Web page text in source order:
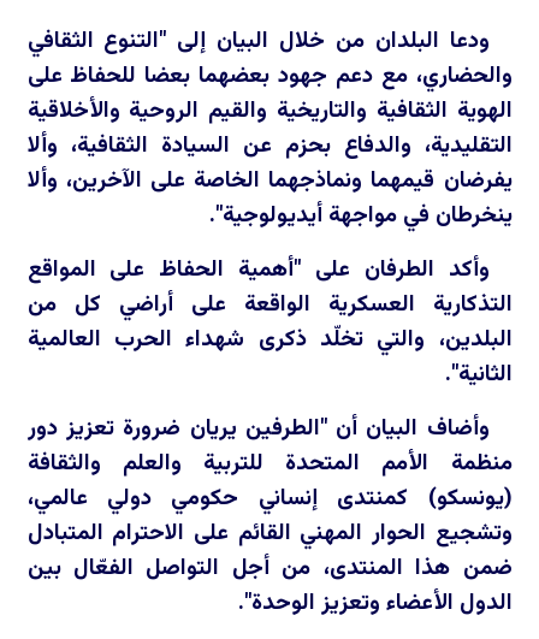
ودعا البلدان من خلال البيان إلى "التنوع الثقافي
والحضاري، مع دعم جهود بعضهما بعضا للحفاظ على
الهوية الثقافية والتاريخية والقيم الروحية والأخلاقية
التقليدية، والدفاع بحزم عن السيادة الثقافية، وألا
يفرضان قيمهما ونماذجهما الخاصة على الآخرين، وألا
ينخرطان في مواجهة أيديولوجية".
وأكد الطرفان على "أهمية الحفاظ على المواقع
التذكارية العسكرية الواقعة على أراضي كل من
البلدين، والتي تخلّد ذكرى شهداء الحرب العالمية
الثانية".
وأضاف البيان أن "الطرفين يريان ضرورة تعزيز دور
منظمة الأمم المتحدة للتربية والعلم والثقافة
(يونسكو) كمنتدى إنساني حكومي دولي عالمي،
وتشجيع الحوار المهني القائم على الاحترام المتبادل
ضمن هذا المنتدى، من أجل التواصل الفعّال بين
الدول الأعضاء وتعزيز الوحدة".